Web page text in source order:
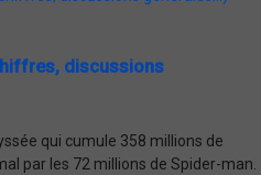
discussions
qui cumule 358 millions de
par les 72 millions de Spider-man.